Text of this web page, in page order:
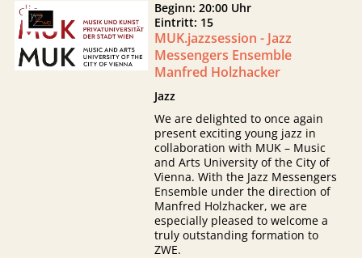
Beginn: 20:00 Uhr
Eintritt: 15
MUK.jazzsession - Jazz
Messengers Ensemble
Manfred Holzhacker
Jazz
We are delighted to once again
present exciting young jazz in
collaboration with MUK – Music
and Arts University of the City of
Vienna. With the Jazz Messengers
Ensemble under the direction of
Manfred Holzhacker, we are
especially pleased to welcome a
truly outstanding formation to
ZWE.